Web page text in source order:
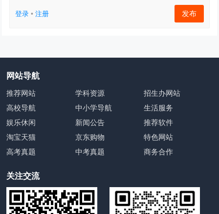
登录 •注册 发布
网站导航
推荐网站 学科资源
招生办网站
高校导航
中小学导航
生活服务
娱乐休闲
新闻公告
推荐软件
淘宝天猫
京东购物
特色网站
高考真题
中考真题 商务合作
关注交流